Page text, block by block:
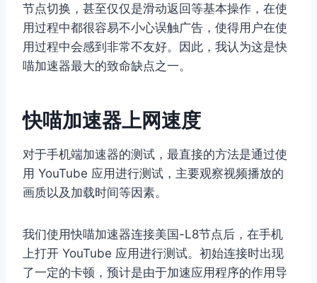
节点切换，甚至仅仅是滑动返回等基本操作，在使
用过程中都很容易不小心误触广告，使得用户在使
用过程中会感到非常不友好。因此，我认为这是快
喵加速器最大的致命缺点之一。
快喵加速器上网速度
对于手机端加速器的测试，最直接的方法是通过使
用 YouTube 应用进行测试，主要观察视频播放的
画质以及加载时间等因素。
我们使用快喵加速器连接美国-L8节点后，在手机
上打开 YouTube 应用进行测试。初始连接时出现
了一定的卡顿，预计是由于加速应用程序的作用导